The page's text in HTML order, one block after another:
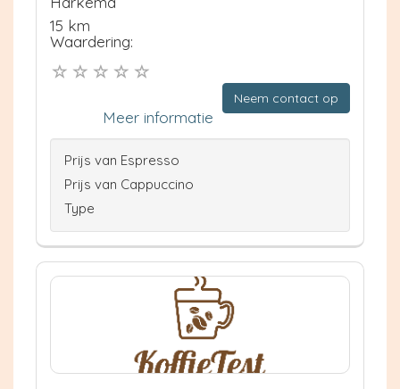
15 km
Waardering:
Neem contact op
Meer informatie
Prijs van Espresso
Prijs van Cappuccino
Type